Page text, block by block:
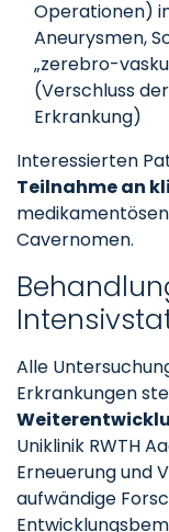
Operationen)
Aneurysmen,
„zerebro-
(Verschluss
Erkrankung)
Interessierten
Teilnahme an
Cavernomen.
Alle
Erkrankungen
Uniklinik RWTH
Erneuerung und
aufwändige